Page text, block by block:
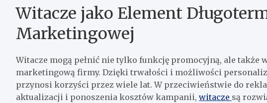
Witacze jako Element
Marketingowej
Witacze mogą pełnić nie tylko funkcję promocyjną, ale także
marketingową firmy. Dzięki trwałości i możliwości
przynosi korzyści przez wiele lat. W przeciwieństwie do
aktualizacji i ponoszenia kosztów kampanii, witacze są